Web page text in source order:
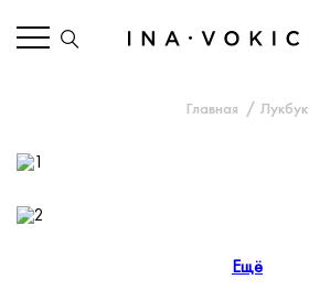
Главная Лукбук
Ещё